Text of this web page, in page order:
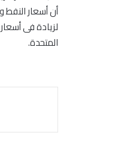
لزيادة فى
المتحدة.